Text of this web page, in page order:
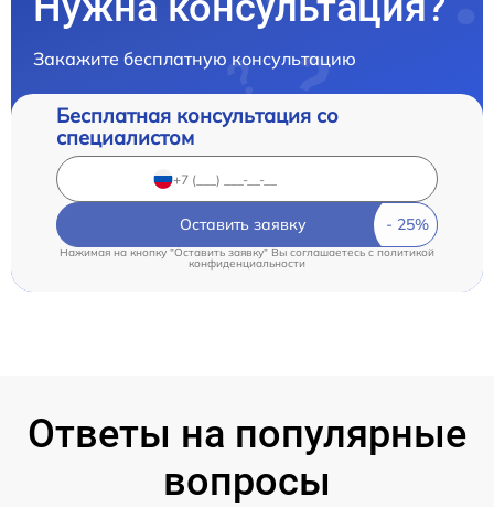
Закажите бесплатную консультацию
Бесплатная консультация со
специалистом
Оставить заявку
Нажимая на кнопку "Оставить заявку" Вы соглашаетесь cполитикой
конфиденциальности
Ответы на популярные
вопросы